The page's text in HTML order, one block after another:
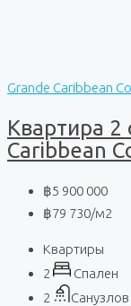
Grande Caribbean
Квартира 2
Caribbean
฿5 900 000
฿79 730/м2
Квартиры
2
Спален
2
Санузлов